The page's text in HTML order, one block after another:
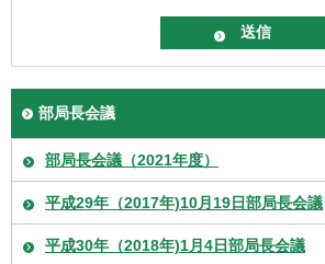
部局長会議
部局長会議（2021年度）
平成29年（2017年)10月19日部局長会議
平成30年（2018年)1月4日部局長会議